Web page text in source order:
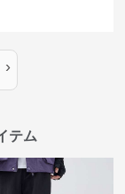
›
テム